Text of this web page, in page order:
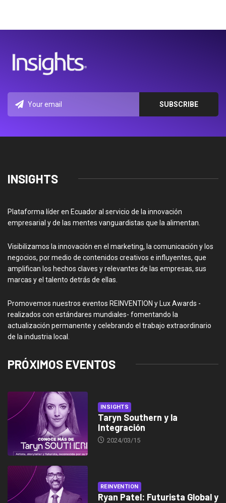
INSIGHTS
Plataforma líder en Ecuador al servicio de la innovación
empresarial y de las mentes vanguardistas que la alimentan.
Visibilizamos la innovación en el marketing, la comunicación y los
negocios, por medio de contenidos creativos e influyentes, que
amplifican los hechos claves y relevantes de las empresas, sus
marcas y el talento detrás de ellas.
Promovemos nuestros eventos REINVENTION y Lux Awards -
realizados con estándares mundiales- fomentando la
actualización permanente y celebrando el trabajo extraordinario
de la industria local.
PRÓXIMOS EVENTOS
INSIGHTS
Taryn Southern y la
Integración
2024/03/15
REINVENTION
Ryan Patel: Futurista Global y